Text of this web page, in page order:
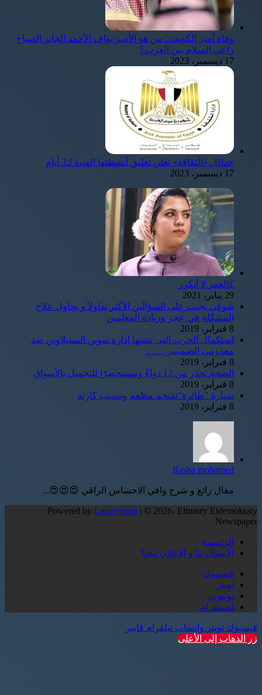
وفاة أمير الكويت.. من هو الأمير نواف الأحمد الجابر الصباح
راعي السلام بين العرب؟
17 ديسمبر، 2023
حدادًا.. «الثقافة» تعلن تعليق أنشطتها الفنية لـ3 أيام
17 ديسمبر، 2023
كالعمر لا أتكرر
29 يناير، 2021
شوقى يجيب على السؤالين الأكثر تداولاً و يحاول علاج
المشكلة في عجز وزيادة المعلمين
8 فبراير، 2019
استكمال الحرب التى تشنها إدارة تموين السنبلاوين ضد
معدومى الضمييير…….
8 فبراير، 2019
الصحة تحذر من 13 دواءً ومستحضرًا للتجميل بالأسواق
8 فبراير، 2019
سيارة "طائرة"تقتحم مطعم وتسبب كارثة
8 فبراير، 2019
Rasha mohamed
مقال رائع و شرح وافي الاحساس الراقي 😍😍😍...
Powered by LameyHost | © 2026، Elmasry Eldemokraty
Newspaper
الرئيسية
الإتصال بنا و الإعلان معنا
فيسبوك
تويتر
يوتيوب
انستقرام
فيسبوك تويتر واتساب تيلقرام ڤايبر
زر الذهاب إلى الأعلى